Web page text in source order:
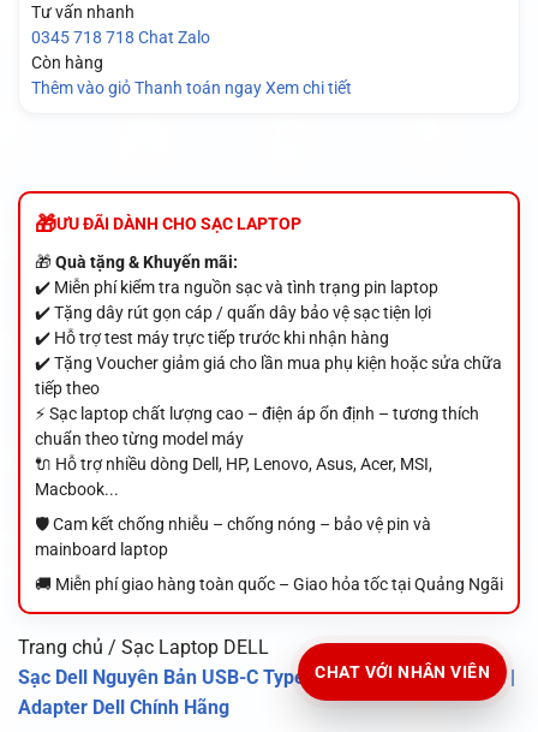
Tư vấn nhanh
0345 718 718 Chat Zalo
Còn hàng
Thêm vào giỏ Thanh toán ngay Xem chi tiết
ƯU ĐÃI DÀNH CHO SẠC LAPTOP
🎁Quà tặng & Khuyến mãi:
✔️ Miễn phí kiểm tra nguồn sạc và tình trạng pin laptop
✔️ Tặng dây rút gọn cáp / quấn dây bảo vệ sạc tiện lợi
✔️ Hỗ trợ test máy trực tiếp trước khi nhận hàng
✔️ Tặng Voucher giảm giá cho lần mua phụ kiện hoặc sửa chữa
tiếp theo
⚡ Sạc laptop chất lượng cao – điện áp ổn định – tương thích
chuẩn theo từng model máy
🔌 Hỗ trợ nhiều dòng Dell, HP, Lenovo, Asus, Acer, MSI,
Macbook...
🛡️ Cam kết chống nhiễu – chống nóng – bảo vệ pin và
mainboard laptop
🚚 Miễn phí giao hàng toàn quốc – Giao hỏa tốc tại Quảng Ngãi
Trang chủ / Sạc Laptop DELL
Sạc Dell Nguyên Bản USB-C Type-C 130W 20V 6.5A Oval |
Adapter Dell Chính Hãng
CHAT VỚI NHÂN VIÊN